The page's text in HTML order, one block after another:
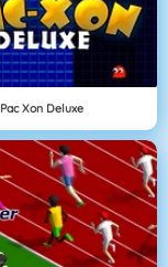
Pac Xon Deluxe